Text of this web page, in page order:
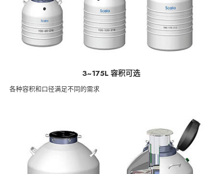
3~175L 容积可选
各种容积和口径满足不同的需求